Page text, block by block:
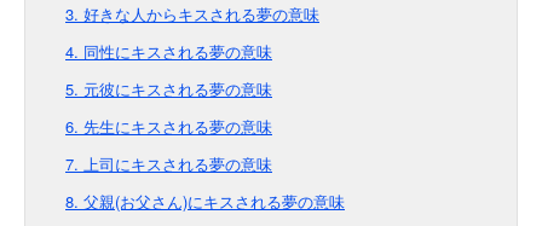
3. 好きな人からキスされる夢の意味
4. 同性にキスされる夢の意味
5. 元彼にキスされる夢の意味
6. 先生にキスされる夢の意味
7. 上司にキスされる夢の意味
8. 父親(お父さん)にキスされる夢の意味